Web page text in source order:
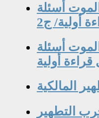
أسئلة
أولية/ ج2
أسئلة
أولية
المالكية
التطهير